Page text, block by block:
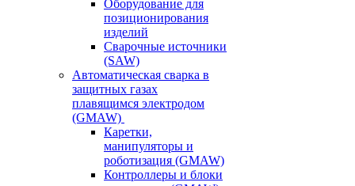
Оборудование для
позиционирования
изделий
Сварочные источники
(SAW)
Автоматическая сварка в
защитных газах
плавящимся электродом
(GMAW)
Каретки,
манипуляторы и
роботизация (GMAW)
Контроллеры и блоки